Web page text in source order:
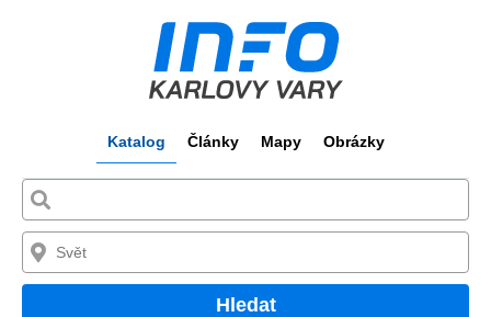
Katalog Články Mapy Obrázky
Hledat